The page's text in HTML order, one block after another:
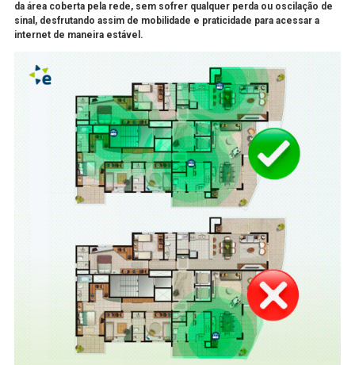
da área coberta pela rede, sem sofrer qualquer perda ou oscilação de
sinal, desfrutando assim de mobilidade e praticidade para acessar a
internet de maneira estável.